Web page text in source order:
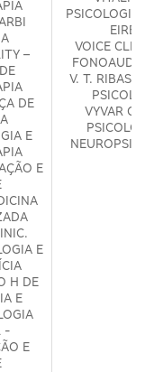
–
DE
E
E
E
H DE
E
-
E
PSICOLOGIA
VOICE
V. T. RIBAS
VYVAR